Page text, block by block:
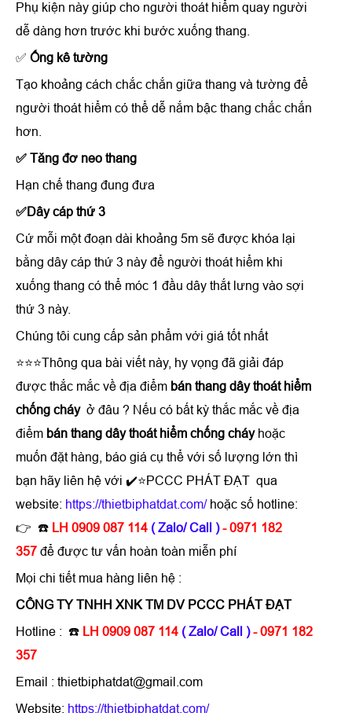
Phụ kiện này giúp cho người thoát hiểm quay người
dễ dàng hơn trước khi bước xuống thang.
✅ Ống kê tường
Tạo khoảng cách chắc chắn giữa thang và tường để
người thoát hiểm có thể dễ nắm bậc thang chắc chắn
hơn.
✅ Tăng đơ neo thang
Hạn chế thang đung đưa
✅Dây cáp thứ 3
Cứ mỗi một đoạn dài khoảng 5m sẽ được khóa lại
bằng dây cáp thứ 3 này để người thoát hiểm khi
xuống thang có thể móc 1 đầu dây thắt lưng vào sợi
thứ 3 này.
Chúng tôi cung cấp sản phẩm với giá tốt nhất
⭐⭐⭐Thông qua bài viết này, hy vọng đã giải đáp
được thắc mắc về địa điểm bán thang dây thoát hiểm
chống cháyở đâu ? Nếu có bất kỳ thắc mắc về địa
điểm bán thang dây thoát hiểm chống cháy hoặc
muốn đặt hàng, báo giá cụ thể với số lượng lớn thì
bạn hãy liên hệ với ✔️⭐PCCC PHÁT ĐẠT qua
website: https://thietbiphatdat.com/hoặc số hotline:
👉 ☎️ LH 0909 087 114 ( Zalo/ Call )- 0971 182
357 để được tư vấn hoàn toàn miễn phí
Mọi chi tiết mua hàng liên hệ :
CÔNG TY TNHH XNK TM DV PCCC PHÁT ĐẠT
Hotline : ☎️ LH 0909 087 114 ( Zalo/ Call )- 0971 182
357
Email : thietbiphatdat@gmail.com
Website: https://thietbiphatdat.com/